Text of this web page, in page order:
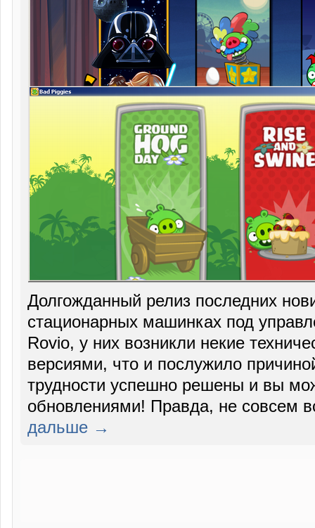
Долгожданный релиз последних
стационарных машинках под
Rovio, у них возникли некие
версиями, что и послужило
трудности успешно решены и вы
обновлениями! Правда, не
дальше →